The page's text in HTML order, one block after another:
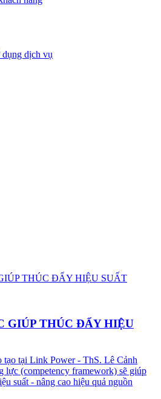
dịch vụ
GIÚP THÚC ĐẨY HIỆU
tạo tại Link Power - ThS. Lê Cảnh
lực (competency framework) sẽ giúp
suất - nâng cao hiệu quả nguồn